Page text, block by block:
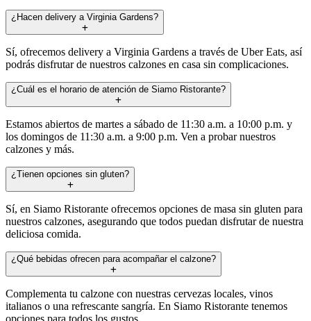
¿Hacen delivery a Virginia Gardens?
Sí, ofrecemos delivery a Virginia Gardens a través de Uber Eats, así
podrás disfrutar de nuestros calzones en casa sin complicaciones.
¿Cuál es el horario de atención de Siamo Ristorante?
Estamos abiertos de martes a sábado de 11:30 a.m. a 10:00 p.m. y
los domingos de 11:30 a.m. a 9:00 p.m. Ven a probar nuestros
calzones y más.
¿Tienen opciones sin gluten?
Sí, en Siamo Ristorante ofrecemos opciones de masa sin gluten para
nuestros calzones, asegurando que todos puedan disfrutar de nuestra
deliciosa comida.
¿Qué bebidas ofrecen para acompañar el calzone?
Complementa tu calzone con nuestras cervezas locales, vinos
italianos o una refrescante sangría. En Siamo Ristorante tenemos
opciones para todos los gustos.